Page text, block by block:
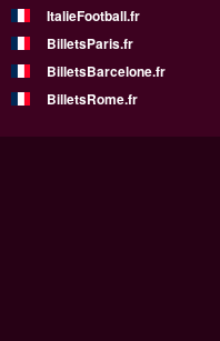
ItalieFootball.fr
BilletsParis.fr
BilletsBarcelone.fr
BilletsRome.fr